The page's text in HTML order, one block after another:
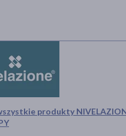
produkty